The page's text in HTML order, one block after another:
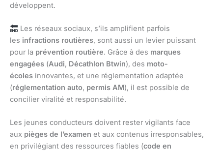
développent.
Les réseaux sociaux, s’ils amplifient parfois
les infractions routières, sont aussi un levier puissant
pour la prévention routière. Grâce à des marques
engagées (Audi, Décathlon Btwin), des moto-
écoles innovantes, et une réglementation adaptée
(réglementation auto, permis AM), il est possible de
concilier viralité et responsabilité.
Les jeunes conducteurs doivent rester vigilants face
aux pièges de l’examen et aux contenus irresponsables,
en privilégiant des ressources fiables (code en